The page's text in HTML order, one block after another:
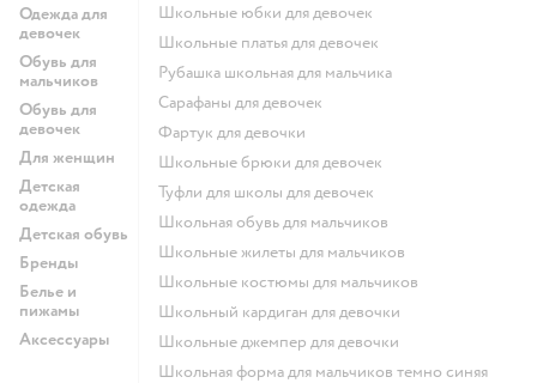
Одежда для
девочек
Обувь для
мальчиков
Обувь для
девочек
Для женщин
Детская
одежда
Детская обувь
Бренды
Белье и
пижамы
Аксессуары
Школьные юбки для девочек
Школьные платья для девочек
Рубашка школьная для мальчика
Сарафаны для девочек
Фартук для девочки
Школьные брюки для девочек
Туфли для школы для девочек
Школьная обувь для мальчиков
Школьные жилеты для мальчиков
Школьные костюмы для мальчиков
Школьный кардиган для девочки
Школьные джемпер для девочки
Школьная форма для мальчиков темно синяя